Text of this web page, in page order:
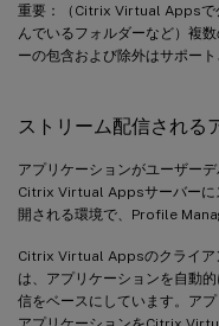
重要：（Citrix Virtual Appsで
んでいるフォルダーなど）複
ーの包含および除外はサポート
ストリーム配信される
アプリケーションがユーザー
Citrix Virtual Appsサーバーに
開される環境で、Profile
Citrix Virtual Appsのクライア
は、アプリケーションを自動
信をベースにしています。ア